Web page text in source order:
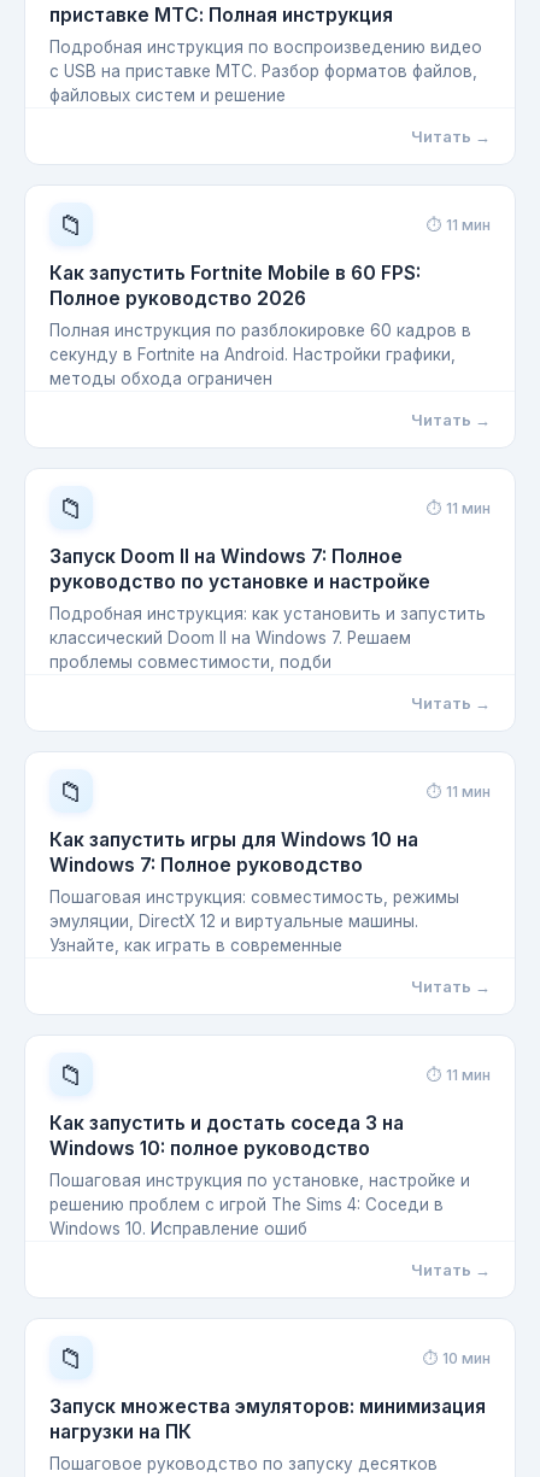
приставке МТС: Полная инструкция
Подробная инструкция по воспроизведению видео
с USB на приставке МТС. Разбор форматов файлов,
файловых систем и решение
Читать →
📁 ⏱ 11 мин
Как запустить Fortnite Mobile в 60 FPS:
Полное руководство 2026
Полная инструкция по разблокировке 60 кадров в
секунду в Fortnite на Android. Настройки графики,
методы обхода ограничен
Читать →
📁 ⏱ 11 мин
Запуск Doom II на Windows 7: Полное
руководство по установке и настройке
Подробная инструкция: как установить и запустить
классический Doom II на Windows 7. Решаем
проблемы совместимости, подби
Читать →
📁 ⏱ 11 мин
Как запустить игры для Windows 10 на
Windows 7: Полное руководство
Пошаговая инструкция: совместимость, режимы
эмуляции, DirectX 12 и виртуальные машины.
Узнайте, как играть в современные
Читать →
📁 ⏱ 11 мин
Как запустить и достать соседа 3 на
Windows 10: полное руководство
Пошаговая инструкция по установке, настройке и
решению проблем с игрой The Sims 4: Соседи в
Windows 10. Исправление ошиб
Читать →
📁 ⏱ 10 мин
Запуск множества эмуляторов: минимизация
нагрузки на ПК
Пошаговое руководство по запуску десятков